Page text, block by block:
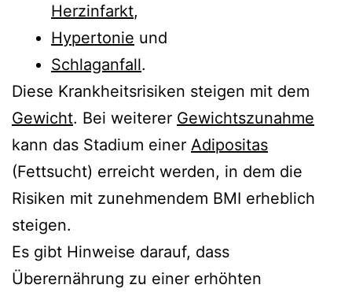
Herzinfarkt,
Hypertonie und
Schlaganfall.
Diese Krankheitsrisiken steigen mit dem
Gewicht. Bei weiterer Gewichtszunahme
kann das Stadium einer Adipositas
(Fettsucht) erreicht werden, in dem die
Risiken mit zunehmendem BMI erheblich
steigen.
Es gibt Hinweise darauf, dass
Überernährung zu einer erhöhten